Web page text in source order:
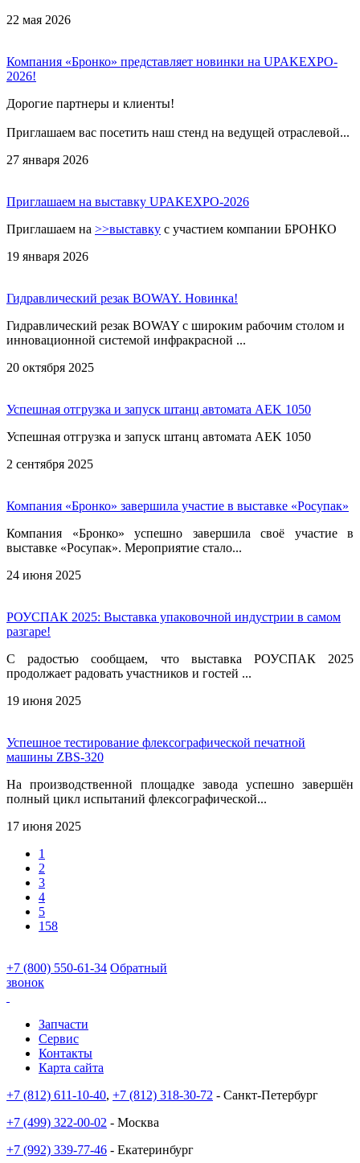
22 мая 2026
Компания «Бронко» представляет новинки на UPAKEXPO-
2026!
Дорогие партнеры и клиенты!
Приглашаем вас посетить наш стенд на ведущей отраслевой...
27 января 2026
Приглашаем на выставку UPAKEXPO-2026
Приглашаем на >>выставку с участием компании БРОНКО
19 января 2026
Гидравлический резак BOWAY. Новинка!
Гидравлический резак BOWAY с широким рабочим столом и
инновационной системой инфракрасной ...
20 октября 2025
Успешная отгрузка и запуск штанц автомата AEK 1050
Успешная отгрузка и запуск штанц автомата AEK 1050
2 сентября 2025
Компания «Бронко» завершила участие в выставке «Росупак»
Компания «Бронко» успешно завершила своё участие в
выставке «Росупак». Мероприятие стало...
24 июня 2025
РОУСПАК 2025: Выставка упаковочной индустрии в самом
разгаре!
С радостью сообщаем, что выставка РОУСПАК 2025
продолжает радовать участников и гостей ...
19 июня 2025
Успешное тестирование флексографической печатной
машины ZBS-320
На производственной площадке завода успешно завершён
полный цикл испытаний флексографической...
17 июня 2025
1
2
3
4
5
158
+7 (800) 550-61-34 Обратный
звонок
Запчасти
Сервис
Контакты
Карта сайта
+7 (812) 611-10-40, +7 (812) 318-30-72 - Санкт-Петербург
+7 (499) 322-00-02 - Москва
+7 (992) 339-77-46 - Екатеринбург